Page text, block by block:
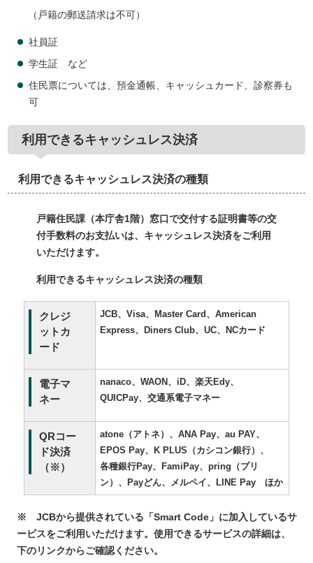
（戸籍の郵送請求は不可）
社員証
学生証 など
住民票については、預金通帳、キャッシュカード、診察券も
可
利用できるキャッシュレス決済
利用できるキャッシュレス決済の種類
戸籍住民課（本庁舎1階）窓口で交付する証明書等の交
付手数料のお支払いは、キャッシュレス決済をご利用
いただけます。
利用できるキャッシュレス決済の種類
クレジ
ットカ
ード
JCB、Visa、Master Card、American
Express、Diners Club、UC、NCカード
電子マ
ネー
nanaco、WAON、iD、楽天Edy、
QUICPay、交通系電子マネー
QRコー
ド決済
（※）
atone（アトネ）、ANA Pay、au PAY、
EPOS Pay、K PLUS（カシコン銀行）、
各種銀行Pay、FamiPay、pring（プリ
ン）、Payどん、メルペイ、LINE Pay ほか
※ JCBから提供されている「Smart Code」に加入しているサ
ービスをご利用いただけます。使用できるサービスの詳細は、
下のリンクからご確認ください。